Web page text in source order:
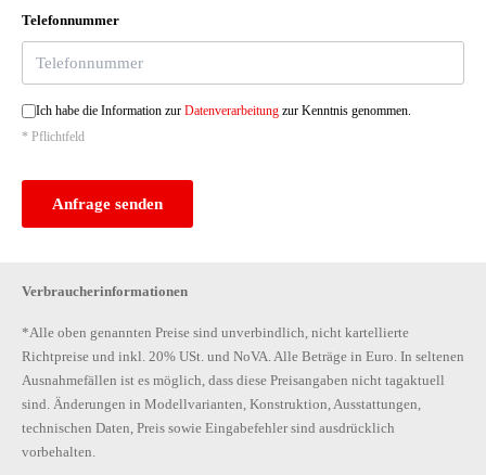
Telefonnummer
Ich habe die Information zur Datenverarbeitung zur Kenntnis genommen.
* Pflichtfeld
Anfrage senden
Verbraucherinformationen
*Alle oben genannten Preise sind unverbindlich, nicht kartellierte
Richtpreise und inkl. 20% USt. und NoVA. Alle Beträge in Euro. In seltenen
Ausnahmefällen ist es möglich, dass diese Preisangaben nicht tagaktuell
sind. Änderungen in Modellvarianten, Konstruktion, Ausstattungen,
technischen Daten, Preis sowie Eingabefehler sind ausdrücklich
vorbehalten.